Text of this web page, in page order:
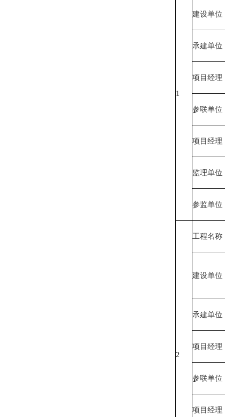
1
建设单位
承建单位
项目经理
参联单位
项目经理
监理单位
参监单位
2
工程名称
建设单位
承建单位
项目经理
参联单位
项目经理